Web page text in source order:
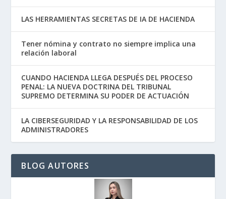
LAS HERRAMIENTAS SECRETAS DE IA DE HACIENDA
Tener nómina y contrato no siempre implica una
relación laboral
CUANDO HACIENDA LLEGA DESPUÉS DEL PROCESO
PENAL: LA NUEVA DOCTRINA DEL TRIBUNAL
SUPREMO DETERMINA SU PODER DE ACTUACIÓN
LA CIBERSEGURIDAD Y LA RESPONSABILIDAD DE LOS
ADMINISTRADORES
BLOG AUTORES